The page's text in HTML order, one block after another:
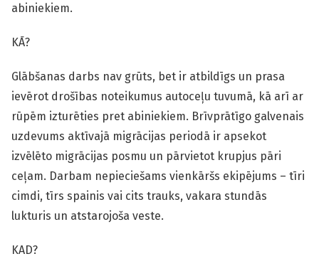
abiniekiem.
KĀ?
Glābšanas darbs nav grūts, bet ir atbildīgs un prasa
ievērot drošības noteikumus autoceļu tuvumā, kā arī ar
rūpēm izturēties pret abiniekiem. Brīvprātīgo galvenais
uzdevums aktīvajā migrācijas periodā ir apsekot
izvēlēto migrācijas posmu un pārvietot krupjus pāri
ceļam. Darbam nepieciešams vienkāršs ekipējums – tīri
cimdi, tīrs spainis vai cits trauks, vakara stundās
lukturis un atstarojoša veste.
KAD?